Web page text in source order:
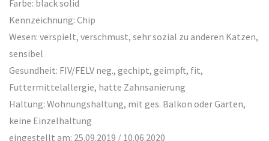
Farbe: black solid
Kennzeichnung: Chip
Wesen: verspielt, verschmust, sehr sozial zu anderen Katzen,
sensibel
Gesundheit: FIV/FELV neg., gechipt, geimpft, fit,
Futtermittelallergie, hatte Zahnsanierung
Haltung: Wohnungshaltung, mit ges. Balkon oder Garten,
keine Einzelhaltung
eingestellt am: 25.09.2019 / 10.06.2020